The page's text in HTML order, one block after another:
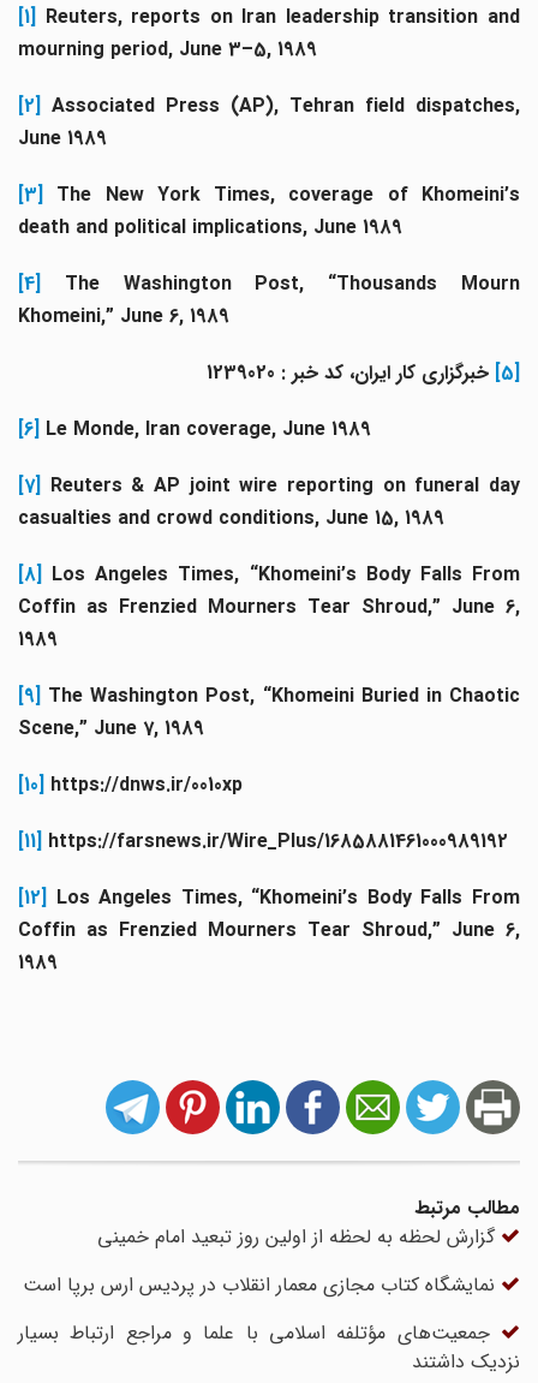
[1] Reuters, reports on Iran leadership transition and
mourning period, June 3–5, 1989
[2]Associated Press (AP), Tehran field dispatches,
June 1989
[3]The New York Times, coverage of Khomeini’s
death and political implications, June 1989
[4]
The Washington Post, “Thousands Mourn
Khomeini,” June 6, 1989
[5] خبرگزاری کار ایران، کد خبر : 1239020
[6]Le Monde, Iran coverage, June 1989
[7] Reuters & AP joint wire reporting on funeral day
casualties and crowd conditions, June 15, 1989
[8]Los Angeles Times, “Khomeini’s Body Falls From
Coffin as Frenzied Mourners Tear Shroud,” June 6,
1989
[9]The Washington Post, “Khomeini Buried in Chaotic
Scene,” June 7, 1989
[10]https://dnws.ir/0010xp
[11]https://farsnews.ir/Wire_Plus/1685881461000989192
[12] Los Angeles Times, “Khomeini’s Body Falls From
Coffin as Frenzied Mourners Tear Shroud,” June 6,
1989
مطالب مرتبط
گزارش لحظه به لحظه از اولین روز تبعید امام خمینی
نمایشگاه کتاب مجازی معمار انقلاب در پردیس ارس برپا است
جمعیت‌های مؤتلفه اسلامی با علما و مراجع ارتباط بسیار
نزدیک داشتند